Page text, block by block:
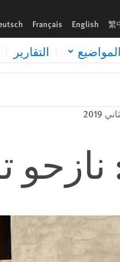
繁
English
Français
المواضيع التقارير